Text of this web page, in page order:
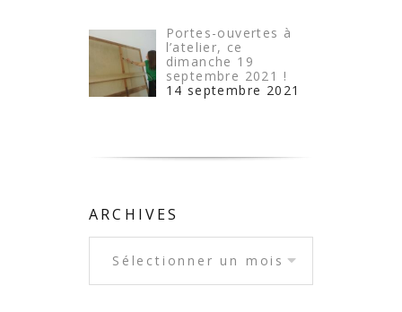
Portes-ouvertes à
l’atelier, ce
dimanche 19
septembre 2021 !
14 septembre 2021
ARCHIVES